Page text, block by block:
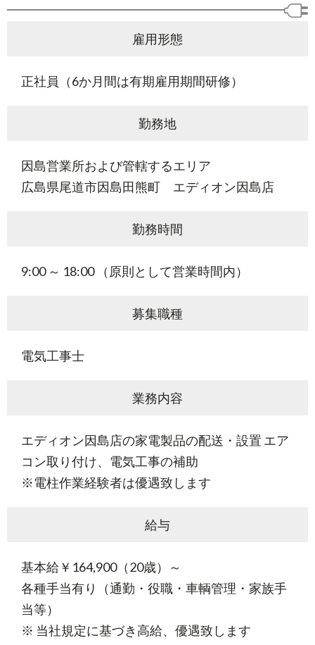
雇用形態
正社員（6か月間は有期雇用期間研修）
勤務地
因島営業所および管轄するエリア
広島県尾道市因島田熊町 エディオン因島店
勤務時間
9:00 ～ 18:00 （原則として営業時間内）
募集職種
電気工事士
業務内容
エディオン因島店の家電製品の配送・設置 エア
コン取り付け、電気工事の補助
※電柱作業経験者は優遇致します
給与
基本給￥164,900（20歳）～
各種手当有り（通勤・役職・車輌管理・家族手
当等）
※ 当社規定に基づき高給、優遇致します